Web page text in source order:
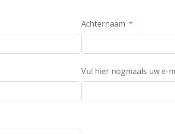
Achternaam
Vul hier nogmaals uw e-